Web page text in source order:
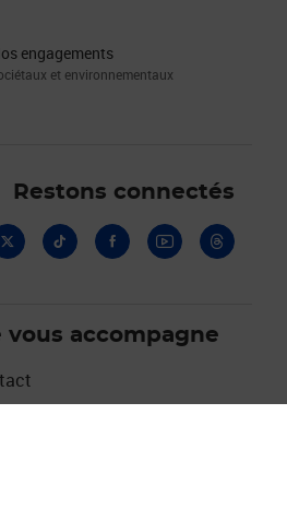
engagements
et environnementaux
Restons connectés
vous accompagne
de Mon Compte La Poste